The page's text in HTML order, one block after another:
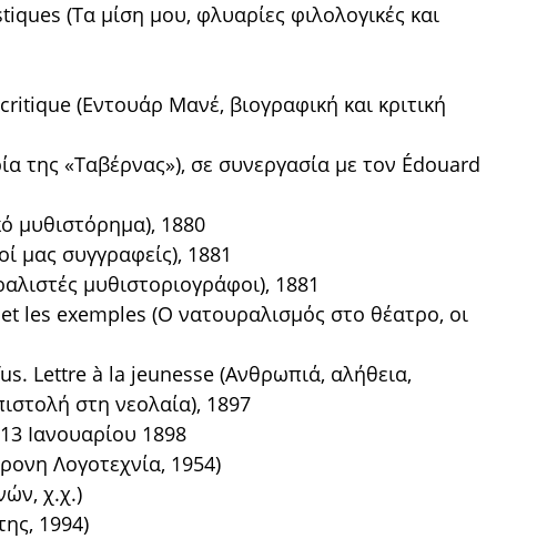
(Τα μίση μου, φλυαρίες φιλολογικές και
(Εντουάρ Μανέ, βιογραφική και κριτική
της «Ταβέρνας»), σε συνεργασία με τον Édouard
μυθιστόρημα), 1880
μας συγγραφείς), 1881
μυθιστοριογράφοι), 1881
les exemples (Ο νατουραλισμός στο θέατρο, οι
Lettre à la jeunesse (Ανθρωπιά, αλήθεια,
στη νεολαία), 1897
Ιανουαρίου 1898
Λογοτεχνία, 1954)
χ.χ.)
1994)